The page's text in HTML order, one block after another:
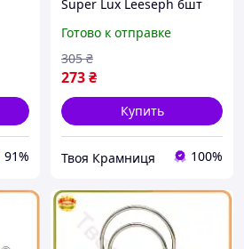
91%
Super Lux Leeseph 6шт
карточек для банкетов и
праздничных MOD58L
Готово к отправке
273₴
305 ₴
Купить
Твоя Крамниця 100%